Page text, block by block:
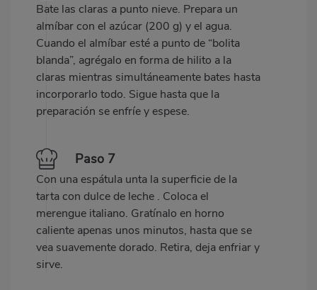
Bate las claras a punto nieve. Prepara un
almíbar con el azúcar (200 g) y el agua.
Cuando el almíbar esté a punto de “bolita
blanda”, agrégalo en forma de hilito a la
claras mientras simultáneamente bates hasta
incorporarlo todo. Sigue hasta que la
preparación se enfríe y espese.
Paso 7
Con una espátula unta la superficie de la
tarta con dulce de leche . Coloca el
merengue italiano. Gratínalo en horno
caliente apenas unos minutos, hasta que se
vea suavemente dorado. Retira, deja enfriar y
sirve.